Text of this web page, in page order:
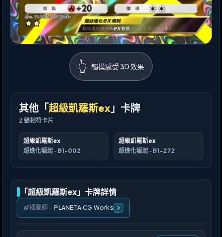
👆 觸摸感受 3D 效果
其他「超級凱羅斯ex 」卡牌
2 張相符卡片
超級凱羅斯ex
超進化崛起 · B1-002
超級凱羅斯ex
超進化崛起 · B1-272
「超級凱羅斯ex」卡牌詳情
插畫師 · PLANETA CG Works